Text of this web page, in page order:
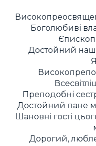
Боголюбиві
Достойний наш
Преподобні
Достойний пане
Шановні гості
Дорогий,